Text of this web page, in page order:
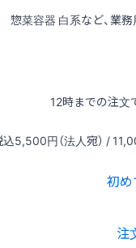
惣菜容器 白系など、業
12時までの注文
込5,500円（法人宛） /
初
注